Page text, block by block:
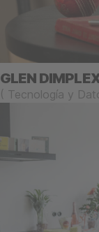
GLEN
( Tecnología y